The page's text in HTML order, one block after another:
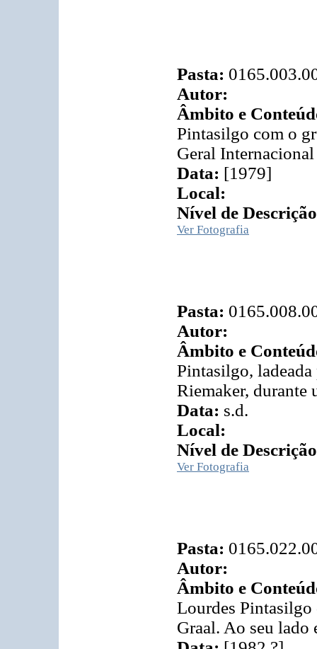
Pasta:
Autor:
Âmbito e
Pintasilgo com o
Geral
Data: [1979]
Local:
Nível de
Ver Fotografia
Pasta:
Autor:
Âmbito e
Pintasilgo,
Riemaker, durante
Data: s.d.
Local:
Nível de
Ver Fotografia
Pasta:
Autor:
Âmbito e
Lourdes
Graal. Ao seu lado